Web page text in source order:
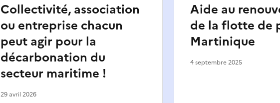
Collectivité, association
ou entreprise chacun
peut agir pour la
décarbonation du
secteur maritime !
29 avril 2026
Aide au
de la flotte de
Martinique
4 septembre 2025